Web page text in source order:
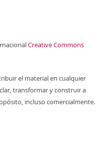
Creative Commons
el material en cualquier
transformar y construir a
incluso comercialmente.